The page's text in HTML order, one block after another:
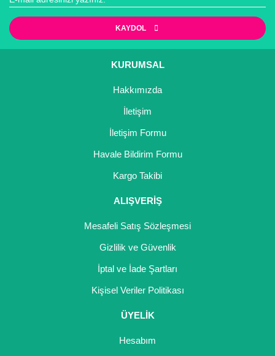
KAYDOL
KURUMSAL
Hakkımızda
İletişim
İletişim Formu
Havale Bildirim Formu
Kargo Takibi
ALIŞVERİŞ
Mesafeli Satış Sözleşmesi
Gizlilik ve Güvenlik
İptal ve İade Şartları
Kişisel Veriler Politikası
ÜYELİK
Hesabım